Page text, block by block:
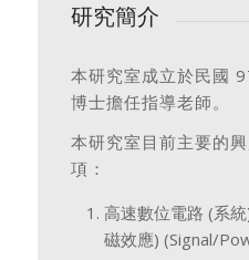
研究簡介
本研究室成立於民國
博士擔任指導老師。
本研究室目前主要的
項：
高速數位電路 (系
磁效應) (Signal/